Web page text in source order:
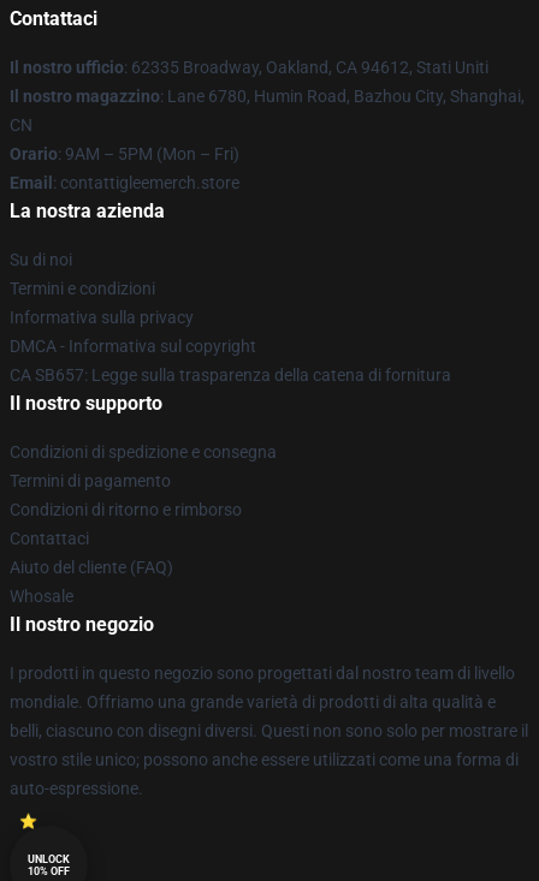
Contattaci
Il nostro ufficio: 62335 Broadway, Oakland, CA 94612, Stati Uniti
Il nostro magazzino: Lane 6780, Humin Road, Bazhou City, Shanghai,
CN
Orario: 9AM – 5PM (Mon – Fri)
Email : contattigleemerch.store
La nostra azienda
Su di noi
Termini e condizioni
Informativa sulla privacy
DMCA - Informativa sul copyright
CA SB657: Legge sulla trasparenza della catena di fornitura
Il nostro supporto
Condizioni di spedizione e consegna
Termini di pagamento
Condizioni di ritorno e rimborso
Contattaci
Aiuto del cliente (FAQ)
Whosale
Il nostro negozio
I prodotti in questo negozio sono progettati dal nostro team di livello
mondiale. Offriamo una grande varietà di prodotti di alta qualità e
belli, ciascuno con disegni diversi. Questi non sono solo per mostrare il
vostro stile unico; possono anche essere utilizzati come una forma di
auto-espressione.
UNLOCK
10% OFF